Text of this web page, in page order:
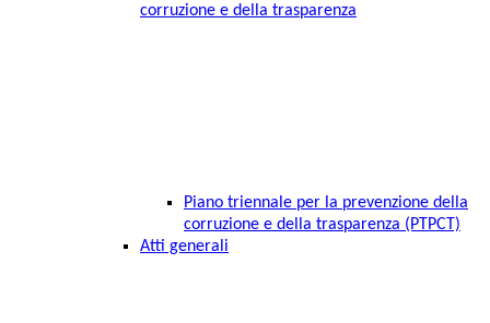
corruzione e della trasparenza
Piano triennale per la prevenzione della
corruzione e della trasparenza (PTPCT)
Atti generali